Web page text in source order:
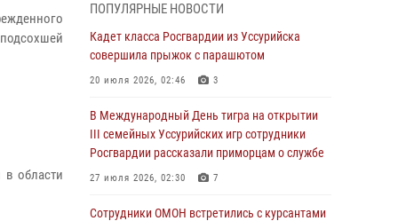
области
Вопрос противодействия незаконному
обороту оружия рассмотрели на заседании
антитеррористической комиссии
Во Владивостоке во дворе жилого дома
сотрудники вневедомственной охраны
обнаружили запрещенные растения
ПОПУЛЯРНЫЕ НОВОСТИ
Кадет класса Росгвардии из Уссурийска
совершила прыжок с парашютом
20 июля 2026, 02:46 3
В Международный День тигра на открытии
III семейных Уссурийских игр сотрудники
Росгвардии рассказали приморцам о службе
27 июля 2026, 02:30 7
Сотрудники ОМОН встретились с курсантами